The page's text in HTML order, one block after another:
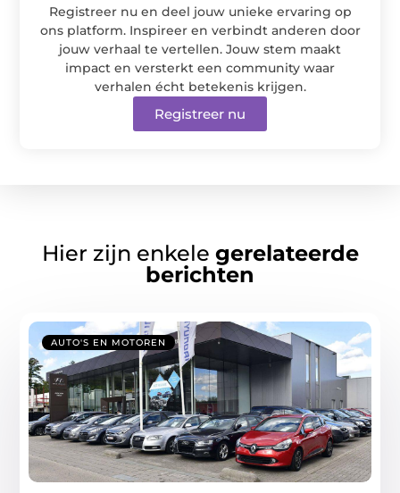
Registreer nu en deel jouw unieke ervaring op
ons platform. Inspireer en verbindt anderen door
jouw verhaal te vertellen. Jouw stem maakt
impact en versterkt een community waar
verhalen écht betekenis krijgen.
Registreer nu
Hier zijn enkele gerelateerde
berichten
AUTO'S EN MOTOREN